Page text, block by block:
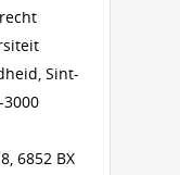
Sint-
6852 BX